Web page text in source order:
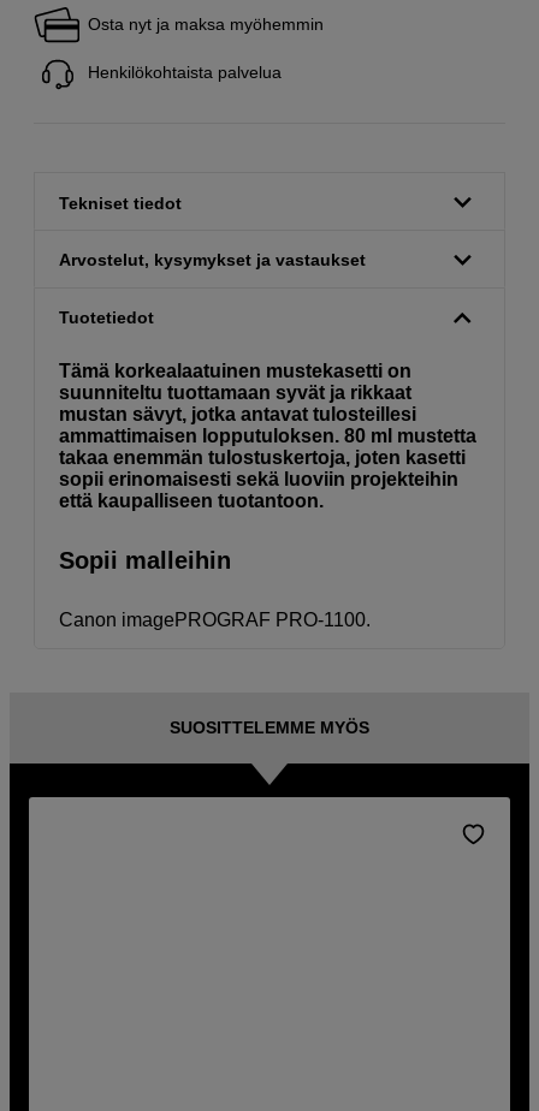
Osta nyt ja maksa myöhemmin
Henkilökohtaista palvelua
Tekniset tiedot
Arvostelut, kysymykset ja vastaukset
Tuotetiedot
Tämä korkealaatuinen mustekasetti on
suunniteltu tuottamaan syvät ja rikkaat
mustan sävyt, jotka antavat tulosteillesi
ammattimaisen lopputuloksen. 80 ml mustetta
takaa enemmän tulostuskertoja, joten kasetti
sopii erinomaisesti sekä luoviin projekteihin
että kaupalliseen tuotantoon.
Sopii malleihin
Canon imagePROGRAF PRO-1100.
SUOSITTELEMME MYÖS